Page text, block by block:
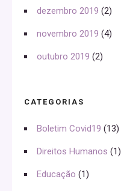
dezembro 2019 (2)
novembro 2019 (4)
outubro 2019 (2)
CATEGORIAS
Boletim Covid19 (13)
Direitos Humanos (1)
Educação (1)